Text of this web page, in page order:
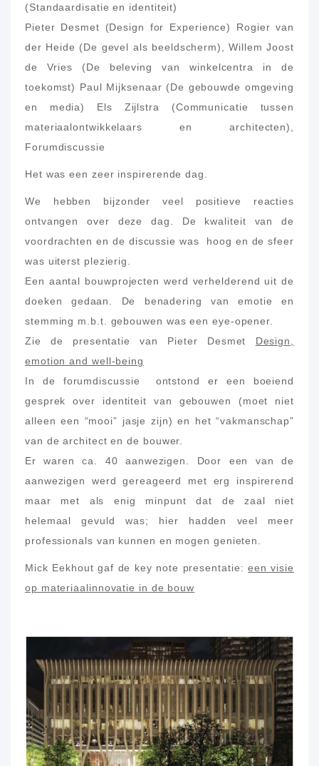
(Standaardisatie en identiteit)
Pieter Desmet (Design for Experience) Rogier van
der Heide (De gevel als beeldscherm), Willem Joost
de Vries (De beleving van winkelcentra in de
toekomst) Paul Mijksenaar (De gebouwde omgeving
en media) Els Zijlstra (Communicatie tussen
materiaalontwikkelaars en architecten),
Forumdiscussie
Het was een zeer inspirerende dag.
We hebben bijzonder veel positieve reacties
ontvangen over deze dag. De kwaliteit van de
voordrachten en de discussie was hoog en de sfeer
was uiterst plezierig.
Een aantal bouwprojecten werd verhelderend uit de
doeken gedaan. De benadering van emotie en
stemming m.b.t. gebouwen was een eye-opener.
Zie de presentatie van Pieter Desmet Design,
emotion and well-being
In de forumdiscussie ontstond er een boeiend
gesprek over identiteit van gebouwen (moet niet
alleen een “mooi” jasje zijn) en het “vakmanschap”
van de architect en de bouwer.
Er waren ca. 40 aanwezigen. Door een van de
aanwezigen werd gereageerd met erg inspirerend
maar met als enig minpunt dat de zaal niet
helemaal gevuld was; hier hadden veel meer
professionals van kunnen en mogen genieten.
Mick Eekhout gaf de key note presentatie:een visie
op materiaalinnovatie in de bouw